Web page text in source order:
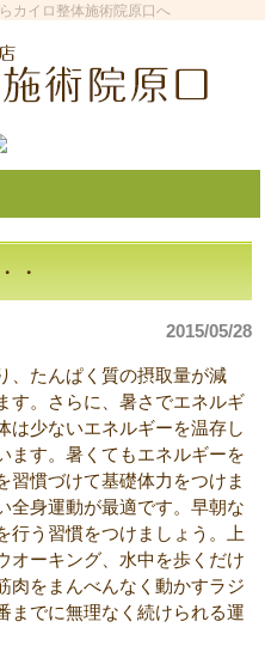
カイロ整体施術院原口へ
・
2015/05/28
、たんぱく質の摂取量が減
す。さらに、暑さでエネルギ
は少ないエネルギーを温存し
ます。暑くてもエネルギーを
習慣づけて基礎体力をつけま
全身運動が最適です。早朝な
行う習慣をつけましょう。上
オーキング、水中を歩くだけ
肉をまんべんなく動かすラジ
までに無理なく続けられる運